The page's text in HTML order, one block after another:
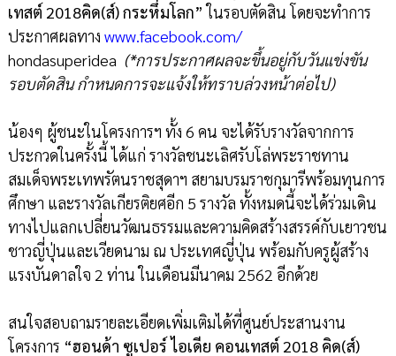
เทสต์ 2018คิด(ส์)กระหึ่มโลก”ในรอบตัดสิน โดยจะทำการ
ประกาศผลทาง www.facebook.com/
hondasuperidea (*การประกาศผลจะขึ้นอยู่กับวันแข่งขัน
รอบตัดสิน กำหนดการจะแจ้งให้ทราบล่วงหน้าต่อไป)
น้องๆ ผู้ชนะในโครงการฯ ทั้ง 6 คน จะได้รับรางวัลจากการ
ประกวดในครั้งนี้ ได้แก่ รางวัลชนะเลิศรับโล่พระราชทาน
สมเด็จพระเทพรัตนราชสุดาฯ สยามบรมราชกุมารีพร้อมทุนการ
ศึกษา และรางวัลเกียรติยศอีก 5 รางวัล ทั้งหมดนี้จะได้ร่วมเดิน
ทางไปแลกเปลี่ยนวัฒนธรรมและความคิดสร้างสรรค์กับเยาวชน
ชาวญี่ปุ่นและเวียดนาม ณ ประเทศญี่ปุ่น พร้อมกับครูผู้สร้าง
แรงบันดาลใจ 2 ท่าน ในเดือนมีนาคม 2562 อีกด้วย
สนใจสอบถามรายละเอียดเพิ่มเติมได้ที่ศูนย์ประสานงาน
โครงการ “ฮอนด้า ซูเปอร์ ไอเดีย คอนเทสต์ 2018 คิด(ส์)